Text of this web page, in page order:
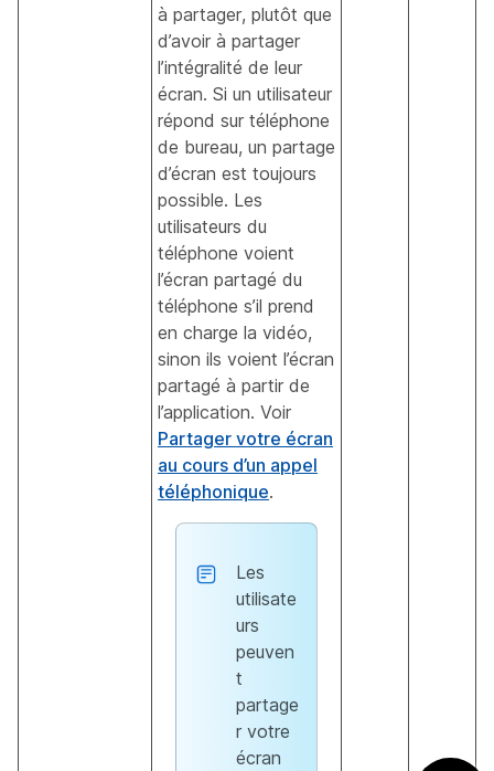
à partager, plutôt que
d’avoir à partager
l’intégralité de leur
écran. Si un utilisateur
répond sur téléphone
de bureau, un partage
d’écran est toujours
possible. Les
utilisateurs du
téléphone voient
l’écran partagé du
téléphone s’il prend
en charge la vidéo,
sinon ils voient l’écran
partagé à partir de
l’application. Voir
Partager votre écran
au cours d’un appel
téléphonique.
Les
utilisate
urs
peuven
t
partage
r votre
écran